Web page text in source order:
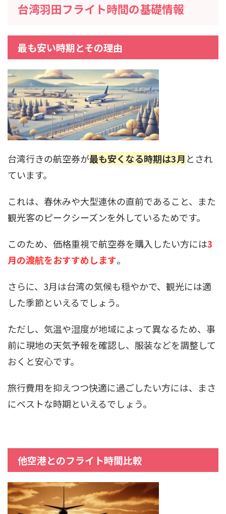
台湾羽田フライト時間の基礎情報
最も安い時期とその理由
台湾行きの航空券が最も安くなる時期は3月とされ
ています。
これは、春休みや大型連休の直前であること、また
観光客のピークシーズンを外しているためです。
このため、価格重視で航空券を購入したい方には3
月の渡航をおすすめします。
さらに、3月は台湾の気候も穏やかで、観光には適
した季節といえるでしょう。
ただし、気温や湿度が地域によって異なるため、事
前に現地の天気予報を確認し、服装などを調整して
おくと安心です。
旅行費用を抑えつつ快適に過ごしたい方には、まさ
にベストな時期といえるでしょう。
他空港とのフライト時間比較